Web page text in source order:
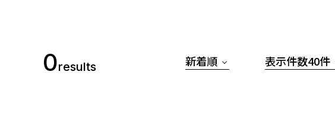
0results 新着順 表示件数40件